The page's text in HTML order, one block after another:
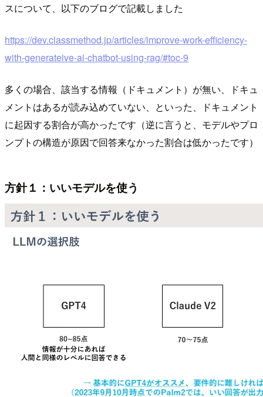
スについて、以下のブログで記載しました
https://dev.classmethod.jp/articles/improve-work-efficiency-
with-generateive-ai-chatbot-using-rag/#toc-9
多くの場合、該当する情報（ドキュメント）が無い、ドキュ
メントはあるが読み込めていない、といった、ドキュメント
に起因する割合が高かったです（逆に言うと、モデルやプロ
ンプトの構造が原因で回答来なかった割合は低かったです）
方針１：いいモデルを使う